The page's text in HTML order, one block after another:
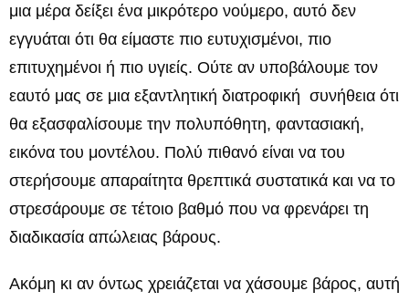
μια μέρα δείξει ένα μικρότερο νούμερο, αυτό δεν
εγγυάται ότι θα είμαστε πιο ευτυχισμένοι, πιο
επιτυχημένοι ή πιο υγιείς. Ούτε αν υποβάλουμε τον
εαυτό μας σε μια εξαντλητική διατροφική συνήθεια ότι
θα εξασφαλίσουμε την πολυπόθητη, φαντασιακή,
εικόνα του μοντέλου. Πολύ πιθανό είναι να του
στερήσουμε απαραίτητα θρεπτικά συστατικά και να το
στρεσάρουμε σε τέτοιο βαθμό που να φρενάρει τη
διαδικασία απώλειας βάρους.
Ακόμη κι αν όντως χρειάζεται να χάσουμε βάρος, αυτή